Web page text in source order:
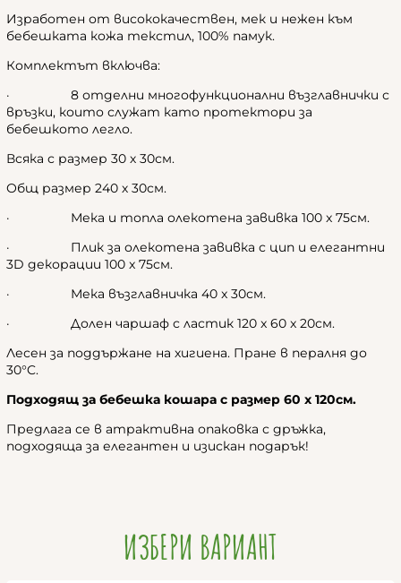
Изработен от висококачествен, мек и нежен към
бебешката кожа текстил, 100% памук.
Комплектът включва:
· 8 отделни многофункционални възглавнички с
връзки, които служат като протектори за
бебешкото легло.
Всяка с размер 30 х 30см.
Общ размер 240 х 30см.
· Мека и топла олекотена завивка 100 x 75см.
· Плик за олекотена завивка с цип и елегантни
3D декорации 100 x 75см.
· Мека възглавничка 40 x 30см.
· Долен чаршаф с ластик 120 x 60 x 20см.
Лесен за поддържане на хигиена. Пране в пералня до
30°C.
Подходящ за бебешка кошара с размер 60 x 120см.
Предлага се в атрактивна опаковка с дръжка,
подходяща за елегантен и изискан подарък!
ИЗБЕРИ ВАРИАНТ